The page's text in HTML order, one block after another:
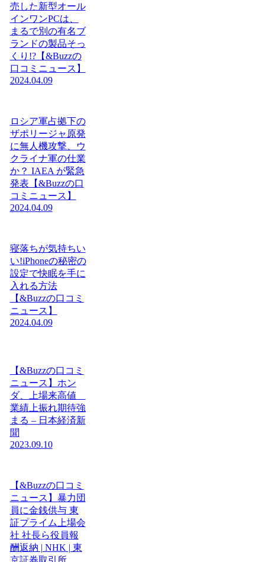
売した新型オール
インワンPCは、
まるで別の有名ブ
ランドの製品そっ
くり!?【&Buzzの
口コミニュース】
2024.04.09
ロシア軍占拠下の
ザポリージャ原発
に無人機攻撃、ウ
クライナ軍の仕業
か？ IAEA が緊急
発表【&Buzzの口
コミニュース】
2024.04.09
寝落ちが気持ちい
い!iPhoneの秘密の
設定で快眠を手に
入れる方法
【&Buzzの口コミ
ニュース】
2024.04.09
【&Buzzの口コミ
ニュース】ホン
ダ、上場来高値
業績上振れ期待強
まる – 日本経済新
聞
2023.09.10
【&Buzzの口コミ
ニュース】暴力団
員に金銭供与 東
証プライム上場会
社 社長ら役員報
酬返納 | NHK | 東